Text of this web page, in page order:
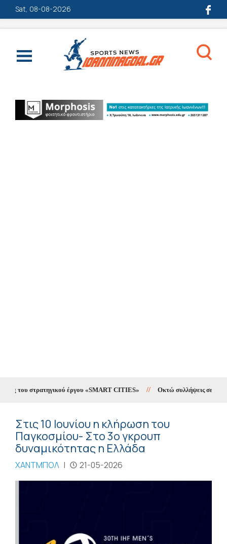
Sat, 08-08-2026
στρατηγικού έργου «SMART CITIES» // Οκτώ συλλήψεις σε δέκα
Στις 10 Ιουνίου η κλήρωση του
Παγκοσμίου- Στο 3ο γκρουπ
δυναμικότητας η Ελλάδα
ΧΑΝΤΜΠΟΛ | 21-05-2026